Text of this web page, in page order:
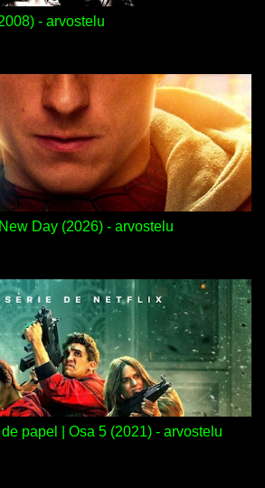
- arvostelu
Day (2026) - arvostelu
papel | Osa 5 (2021) - arvostelu